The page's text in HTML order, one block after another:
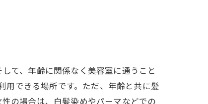
て、年齢に関係なく美容室に通うこと
用できる場所です。ただ、年齢と共に髪
の場合は、白髪染めやパーマなどでの